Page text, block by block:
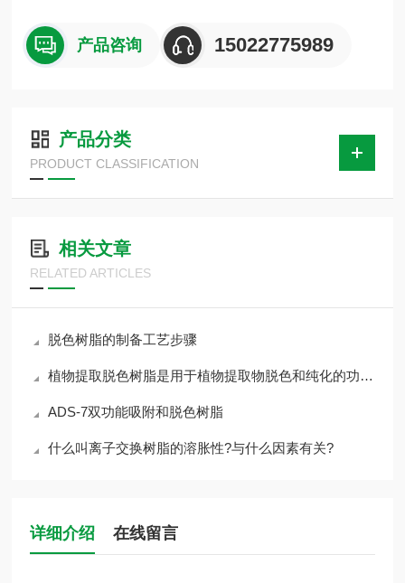
产品咨询 15022775989
产品分类
PRODUCT CLASSIFICATION
相关文章
RELATED ARTICLES
脱色树脂的制备工艺步骤
植物提取脱色树脂是用于植物提取物脱色和纯化的功能性材料
ADS-7双功能吸附和脱色树脂
什么叫离子交换树脂的溶胀性?与什么因素有关?
详细介绍 在线留言